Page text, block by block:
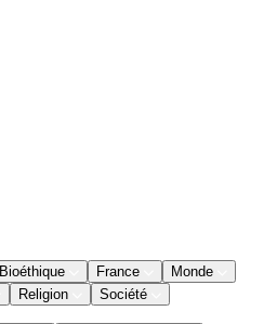
Bioéthique France
Monde
Religion Société